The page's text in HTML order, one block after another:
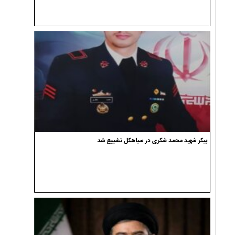
پیکر شهید محمد شکری در سیاهکل تشییع شد